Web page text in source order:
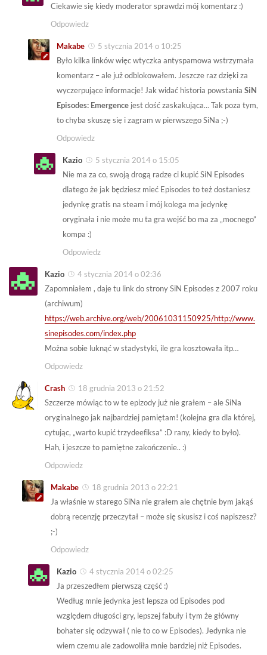
Ciekawie się kiedy moderator sprawdzi mój komentarz :)
Odpowiedz
Makabe
5 stycznia 2014 o 10:25
Było kilka linków więc wtyczka antyspamowa wstrzymała
komentarz – ale już odblokowałem. Jeszcze raz dzięki za
wyczerpujące informacje! Jak widać historia powstania SiN
Episodes: Emergence jest dość zaskakująca… Tak poza tym,
to chyba skuszę się i zagram w pierwszego SiNa ;-)
Odpowiedz
Kazio
5 stycznia 2014 o 15:05
Nie ma za co, swoją drogą radze ci kupić SiN Episodes
dlatego że jak będziesz mieć Episodes to też dostaniesz
jedynkę gratis na steam i mój kolega ma jedynkę
oryginała i nie może mu ta gra wejść bo ma za „mocnego”
kompa :)
Odpowiedz
Kazio
4 stycznia 2014 o 02:36
Zapomniałem , daje tu link do strony SiN Episodes z 2007 roku
(archiwum)
https://web.archive.org/web/20061031150925/http://www.
sinepisodes.com/index.php
Można sobie luknąć w stadystyki, ile gra kosztowała itp…
Odpowiedz
Crash
18 grudnia 2013 o 21:52
Szczerze mówiąc to w te epizody już nie grałem – ale SiNa
oryginalnego jak najbardziej pamiętam! (kolejna gra dla której,
cytując, „warto kupić trzydeefiksa” :D rany, kiedy to było).
Hah, i jeszcze to pamiętne zakończenie.. :)
Odpowiedz
Makabe
18 grudnia 2013 o 22:21
Ja właśnie w starego SiNa nie grałem ale chętnie bym jakąś
dobrą recenzję przeczytał – może się skusisz i coś napiszesz?
;-)
Odpowiedz
Kazio
4 stycznia 2014 o 02:25
Ja przeszedłem pierwszą część :)
Według mnie jedynka jest lepsza od Episodes pod
względem długości gry, lepszej fabuły i tym że główny
bohater się odzywał ( nie to co w Episodes). Jedynka nie
wiem czemu ale zadowoliła mnie bardziej niż Episodes.